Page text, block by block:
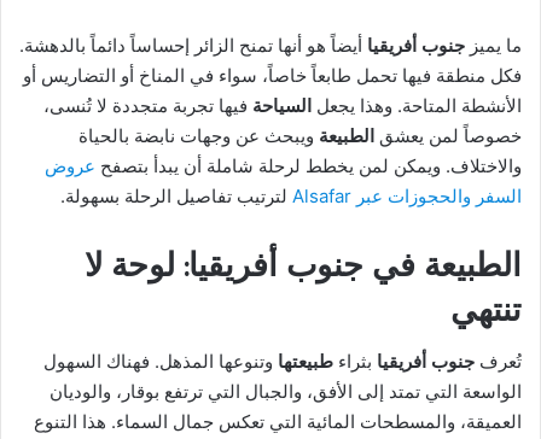
ما يميز جنوب أفريقيا أيضاً هو أنها تمنح الزائر إحساساً دائماً بالدهشة.
فكل منطقة فيها تحمل طابعاً خاصاً، سواء في المناخ أو التضاريس أو
الأنشطة المتاحة. وهذا يجعل السياحة فيها تجربة متجددة لا تُنسى،
خصوصاً لمن يعشق الطبيعة ويبحث عن وجهات نابضة بالحياة
والاختلاف. ويمكن لمن يخطط لرحلة شاملة أن يبدأ بتصفح عروض
السفر والحجوزات عبر Alsafar
لترتيب تفاصيل الرحلة بسهولة.
الطبيعة في جنوب أفريقيا: لوحة لا
تنتهي
تُعرف جنوب أفريقيا بثراء طبيعتها وتنوعها المذهل. فهناك السهول
الواسعة التي تمتد إلى الأفق، والجبال التي ترتفع بوقار، والوديان
العميقة، والمسطحات المائية التي تعكس جمال السماء. هذا التنوع